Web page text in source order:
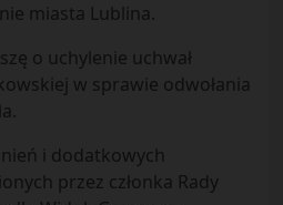
miasta Lublina.
o uchylenie uchwał
w sprawie odwołania
i dodatkowych
przez członka Rady